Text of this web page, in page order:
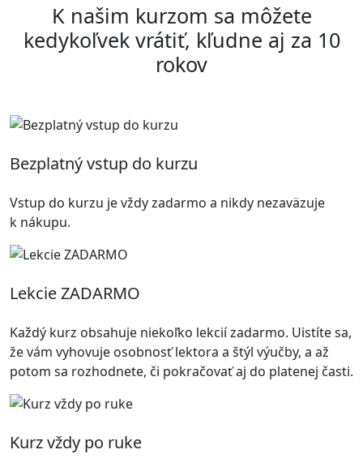
K našim kurzom sa môžete
kedykoľvek vrátiť, kľudne aj za 10
rokov
Bezplatný vstup do kurzu
Vstup do kurzu je vždy zadarmo a nikdy nezaväzuje
k nákupu.
Lekcie ZADARMO
Každý kurz obsahuje niekoľko lekcií zadarmo. Uistíte sa,
že vám vyhovuje osobnosť lektora a štýl výučby, a až
potom sa rozhodnete, či pokračovať aj do platenej časti.
Kurz vždy po ruke